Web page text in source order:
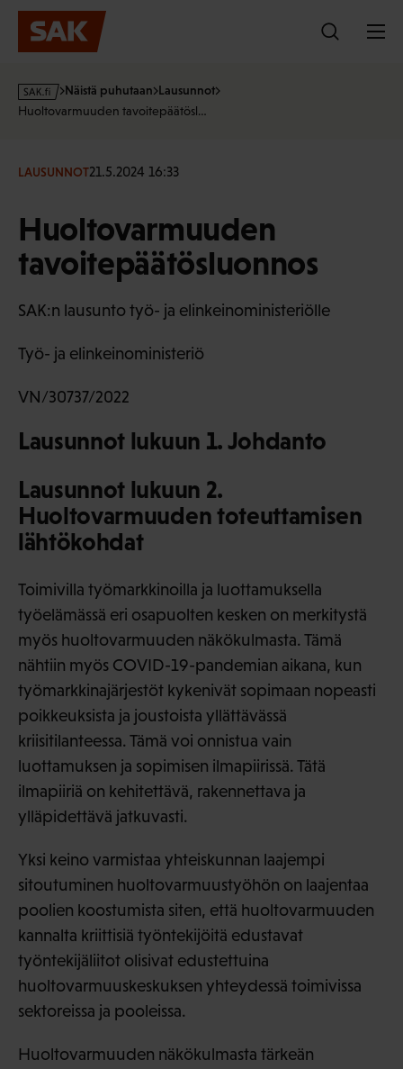
Hyppää
sisältöön
s
a
f
Näistä puhutaan Lausunnot
Huoltovarmuuden tavoitepäätösl…
LAUSUNNOT21.5.2024 16:33
Huoltovarmuuden
tavoitepäätösluonnos
SAK:n lausunto työ- ja elinkeinoministeriölle
Työ- ja elinkeinoministeriö
VN/30737/2022
Lausunnot lukuun 1. Johdanto
Lausunnot lukuun 2.
Huoltovarmuuden toteuttamisen
lähtökohdat
Toimivilla työmarkkinoilla ja luottamuksella
työelämässä eri osapuolten kesken on merkitystä
myös huoltovarmuuden näkökulmasta. Tämä
nähtiin myös COVID-19-pandemian aikana, kun
työmarkkinajärjestöt kykenivät sopimaan nopeasti
poikkeuksista ja joustoista yllättävässä
kriisitilanteessa. Tämä voi onnistua vain
luottamuksen ja sopimisen ilmapiirissä. Tätä
ilmapiiriä on kehitettävä, rakennettava ja
ylläpidettävä jatkuvasti.
Yksi keino varmistaa yhteiskunnan laajempi
sitoutuminen huoltovarmuustyöhön on laajentaa
poolien koostumista siten, että huoltovarmuuden
kannalta kriittisiä työntekijöitä edustavat
työntekijäliitot olisivat edustettuina
huoltovarmuuskeskuksen yhteydessä toimivissa
sektoreissa ja pooleissa.
Huoltovarmuuden näkökulmasta tärkeän